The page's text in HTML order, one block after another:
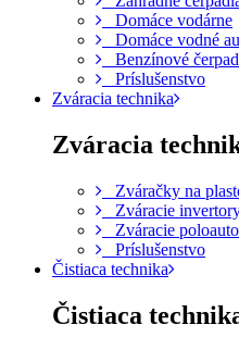
Domáce vodárne
Domáce vodné
Benzínové
Príslušenstvo
Zváracia technika
Zváracia
Zváračky na
Zváracie
Zváracie
Príslušenstvo
Čistiaca technika
Čistiaca